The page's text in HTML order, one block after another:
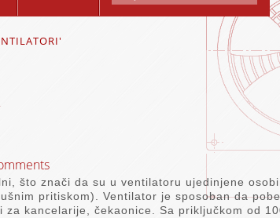
što znači da su u ventilatoru ujedinjene
pritiskom). Ventilator je sposoban da
kancelarije, čekaonice. Sa priključkom od